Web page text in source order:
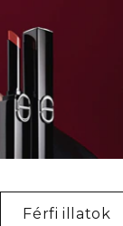
Férfi illatok